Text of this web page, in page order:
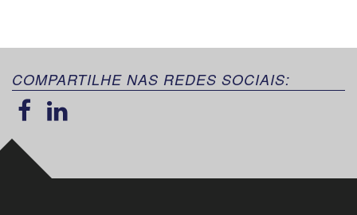
COMPARTILHE NAS REDES SOCIAIS: